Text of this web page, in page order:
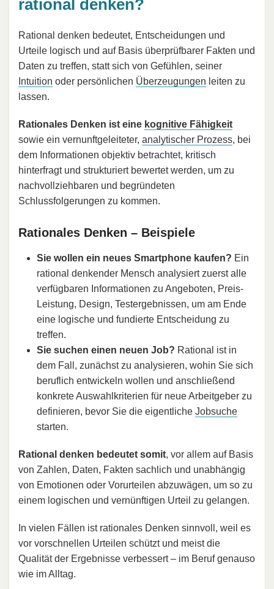
rational denken?
Rational denken bedeutet, Entscheidungen und
Urteile logisch und auf Basis überprüfbarer Fakten und
Daten zu treffen, statt sich von Gefühlen, seiner
Intuition oder persönlichen Überzeugungen leiten zu
lassen.
Rationales Denken ist eine kognitive Fähigkeit
sowie ein vernunftgeleiteter, analytischer Prozess, bei
dem Informationen objektiv betrachtet, kritisch
hinterfragt und strukturiert bewertet werden, um zu
nachvollziehbaren und begründeten
Schlussfolgerungen zu kommen.
Rationales Denken – Beispiele
Sie wollen ein neues Smartphone kaufen? Ein
rational denkender Mensch analysiert zuerst alle
verfügbaren Informationen zu Angeboten, Preis-
Leistung, Design, Testergebnissen, um am Ende
eine logische und fundierte Entscheidung zu
treffen.
Sie suchen einen neuen Job? Rational ist in
dem Fall, zunächst zu analysieren, wohin Sie sich
beruflich entwickeln wollen und anschließend
konkrete Auswahlkriterien für neue Arbeitgeber zu
definieren, bevor Sie die eigentliche Jobsuche
starten.
Rational denken bedeutet somit, vor allem auf Basis
von Zahlen, Daten, Fakten sachlich und unabhängig
von Emotionen oder Vorurteilen abzuwägen, um so zu
einem logischen und vernünftigen Urteil zu gelangen.
In vielen Fällen ist rationales Denken sinnvoll, weil es
vor vorschnellen Urteilen schützt und meist die
Qualität der Ergebnisse verbessert – im Beruf genauso
wie im Alltag.